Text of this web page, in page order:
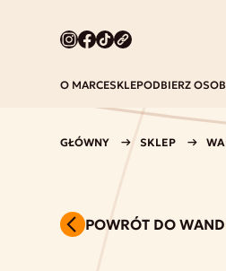
O MARCESKLEPODBIERZ
GŁÓWNY SKLEP
POWRÓT DO